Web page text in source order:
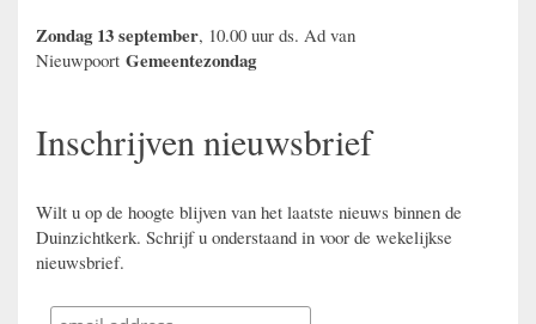
Zondag 13 september, 10.00 uur ds. Ad van
Nieuwpoort Gemeentezondag
Inschrijven nieuwsbrief
Wilt u op de hoogte blijven van het laatste nieuws binnen de
Duinzichtkerk. Schrijf u onderstaand in voor de wekelijkse
nieuwsbrief.